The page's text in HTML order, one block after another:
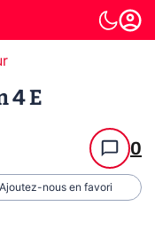
4 E
0
nous en favori